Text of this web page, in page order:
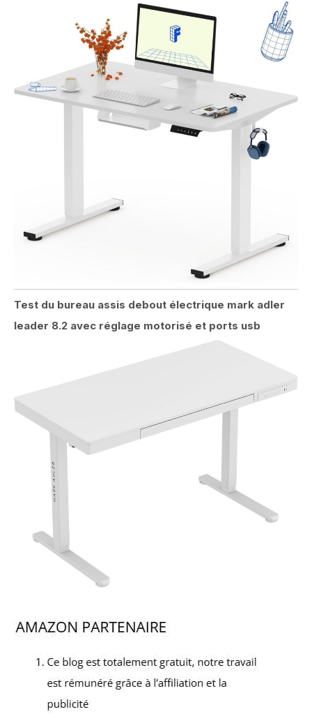
Test du bureau assis debout électrique mark adler
leader 8.2 avec réglage motorisé et ports usb